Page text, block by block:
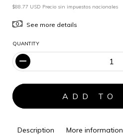
$88.77 USD Precio sin impuestos nacionales
See more details
QUANTITY
Description More information